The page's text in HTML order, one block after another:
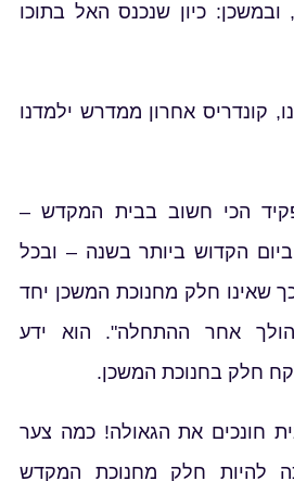
ובמשכן: כיון שנכנס האל בתוכו
קונדריס אחרון ממדרש ילמדנו
הכי חשוב בבית המקדש –
ביום הקדוש ביותר בשנה – ובכל
שאינו חלק מחנוכת המשכן יחד
אחר ההתחלה". הוא ידע
חלק בחנוכת המשכן.
חונכים את הגאולה! כמה צער
להיות חלק מחנוכת המקדש